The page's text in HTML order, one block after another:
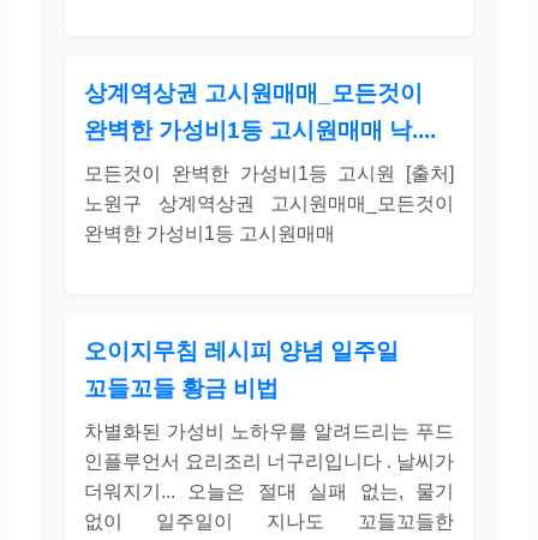
상계역상권 고시원매매_모든것이
완벽한 가성비1등 고시원매매 낙....
모든것이 완벽한 가성비1등 고시원 [출처]
노원구 상계역상권 고시원매매_모든것이
완벽한 가성비1등 고시원매매
오이지무침 레시피 양념 일주일
꼬들꼬들 황금 비법
차별화된 가성비 노하우를 알려드리는 푸드
인플루언서 요리조리 너구리입니다 . 날씨가
더워지기... 오늘은 절대 실패 없는, 물기
없이 일주일이 지나도 꼬들꼬들한